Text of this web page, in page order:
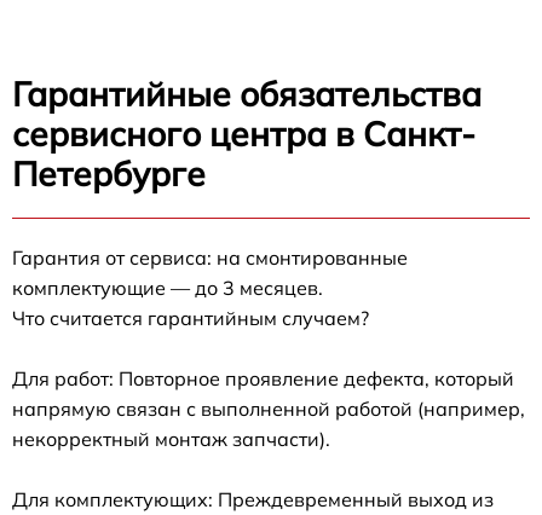
Гарантийные обязательства
сервисного центра в Санкт-
Петербурге
Гарантия от сервиса: на смонтированные
комплектующие — до 3 месяцев.
Что считается гарантийным случаем?
Для работ: Повторное проявление дефекта, который
напрямую связан с выполненной работой (например,
некорректный монтаж запчасти).
Для комплектующих: Преждевременный выход из